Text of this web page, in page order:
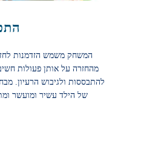
המשחק משמש הזדמנות
מהחזרה על אותן פעולות
של הילד עשיר ומועשר